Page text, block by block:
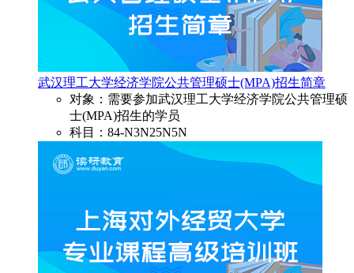
武汉理工大学经济学院公共管理硕士(MPA)招生简章
对象：需要参加武汉理工大学经济学院公共管理硕
士(MPA)招生的学员
科目：84-N3N25N5N